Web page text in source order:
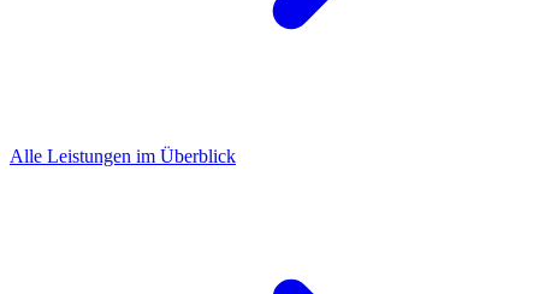
Alle Leistungen im Überblick